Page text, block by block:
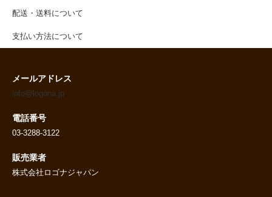
配送・送料について
支払い方法について
メールアドレス
info@logona.jp
電話番号
03-3288-3122
販売業者
株式会社ロゴナジャパン